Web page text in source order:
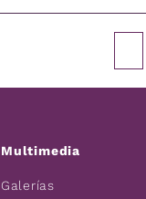
Multimedia
Galerías